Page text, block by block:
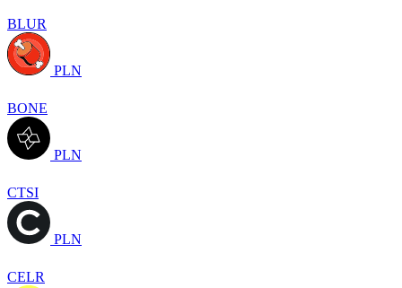
BLUR
PLN
BONE
PLN
CTSI
PLN
CELR